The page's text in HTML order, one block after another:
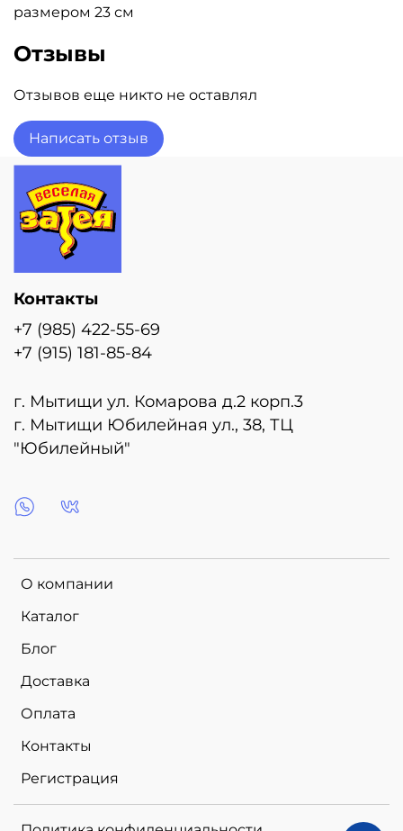
размером 23 см
Отзывы
Отзывов еще никто не оставлял
Написать отзыв
О компании
Каталог
Блог
Доставка
Оплата
Контакты
Регистрация
Контакты
+7 (985) 422-55-69
+7 (915) 181-85-84
г. Мытищи ул. Комарова д.2 корп.3
г. Мытищи Юбилейная ул., 38, ТЦ
"Юбилейный"